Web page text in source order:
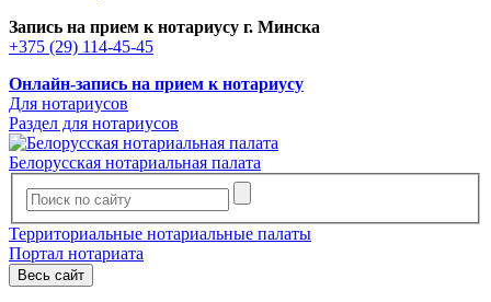
Запись на прием к нотариусу г. Минска
+375 (29) 114-45-45
Онлайн-запись на прием к нотариусу
Для нотариусов
Раздел для нотариусов
Белорусская нотариальная палата
Территориальные нотариальные палаты
Портал нотариата
Весь сайт